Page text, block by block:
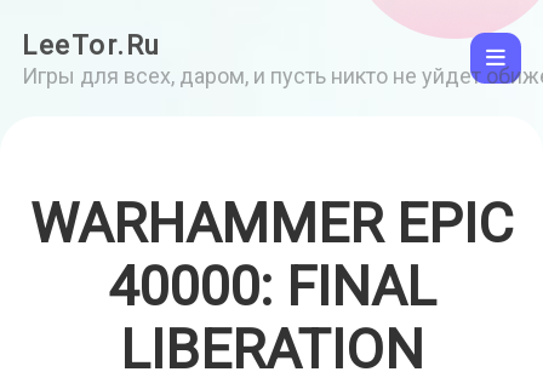
LeeTor.Ru
Игры для всех, даром, и пусть никто не уйдет
WARHAMMER EPIC
40000: FINAL
LIBERATION